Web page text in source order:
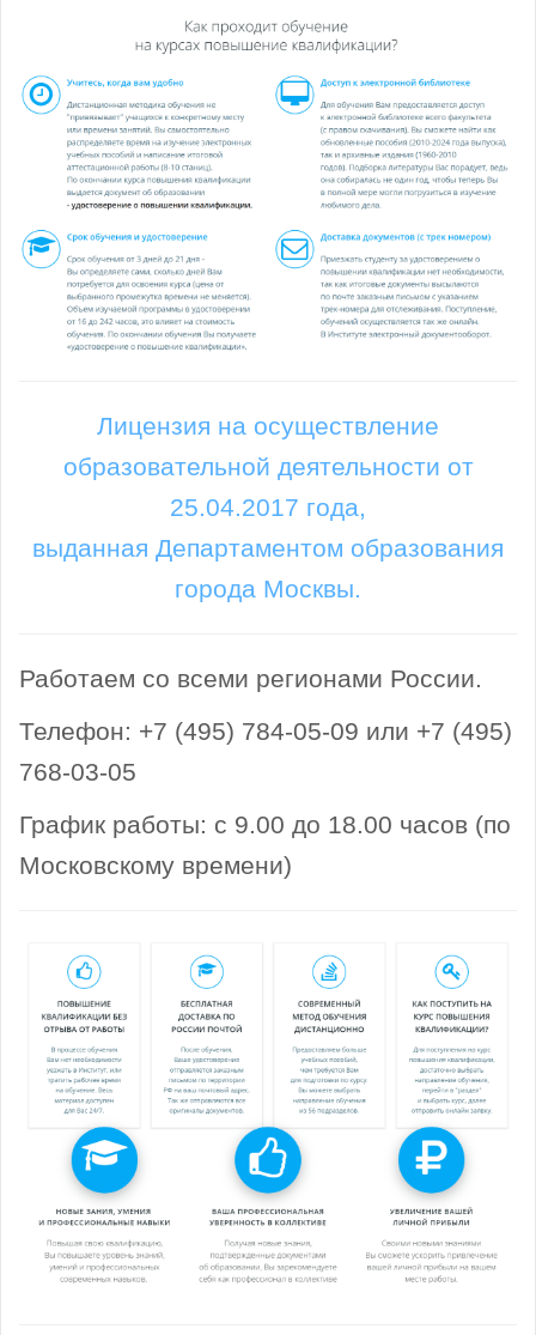
Лицензия на осуществление
образовательной деятельности от
25.04.2017 года,
выданная Департаментом образования
города Москвы.
Работаем со всеми регионами России.
Телефон: +7 (495) 784-05-09 или +7 (495)
768-03-05
График работы: с 9.00 до 18.00 часов (по
Московскому времени)